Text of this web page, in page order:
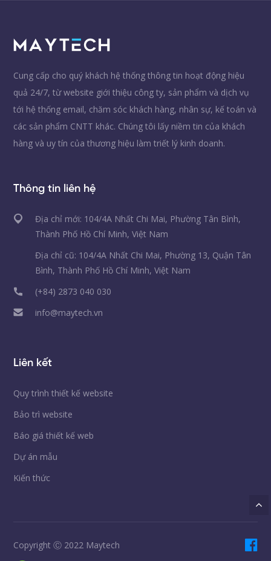
Cung cấp cho quý khách hệ thống thông tin hoạt động hiệu
quả 24/7, từ website giới thiệu công ty, sản phẩm và dịch vụ
tới hệ thống email, chăm sóc khách hàng, nhân sự, kế toán và
các sản phẩm CNTT khác. Chúng tôi lấy niềm tin của khách
hàng và uy tín của thương hiệu làm triết lý kinh doanh.
Thông tin liên hệ
Địa chỉ mới: 104/4A Nhất Chi Mai, Phường Tân Bình,
Thành Phố Hồ Chí Minh, Việt Nam
Địa chỉ cũ: 104/4A Nhất Chi Mai, Phường 13, Quận Tân
Bình, Thành Phố Hồ Chí Minh, Việt Nam
(+84) 2873 040 030
info@maytech.vn
Liên kết
Quy trình thiết kế website
Bảo trì website
Báo giá thiết kế web
Dự án mẫu
Kiến thức
Copyright Ⓒ 2022 Maytech